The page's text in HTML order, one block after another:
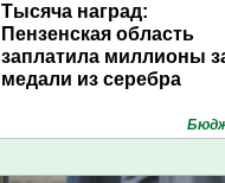
Тысяча наград:
Пензенская область
заплатила миллионы
медали из серебра